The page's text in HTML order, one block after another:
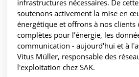
infrastructures nécessaires. De
soutenons activement la mise en
énergétique et offrons à nos clients
complètes pour l'énergie, les
communication - aujourd'hui et à
Vitus Müller, responsable des
l'exploitation chez SAK.